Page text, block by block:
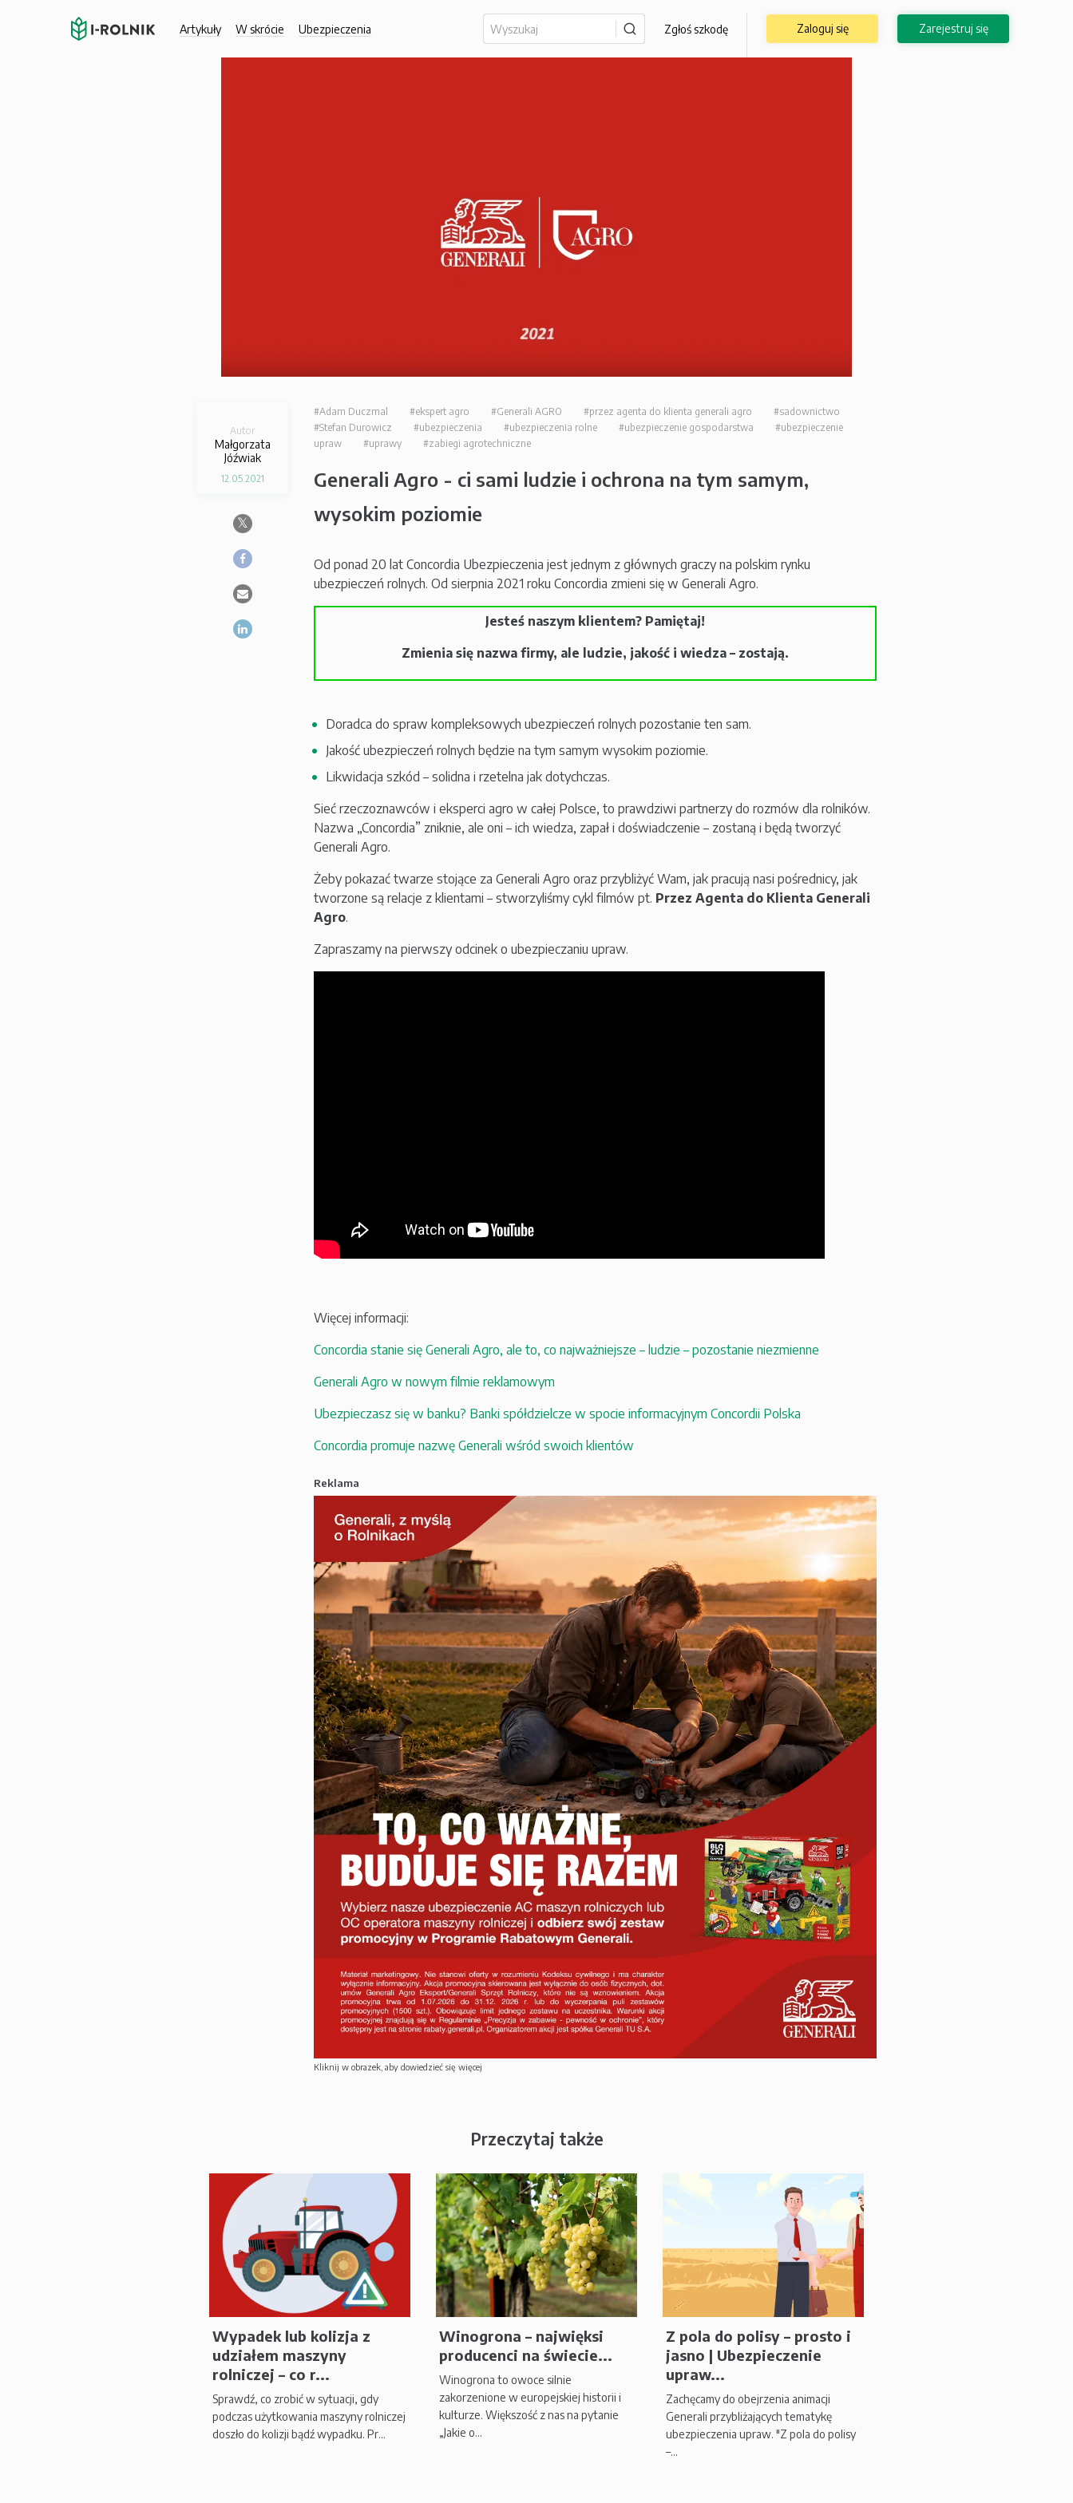
Artykuły W skrócie Ubezpieczenia Zgłoś szkodę Zaloguj się Zarejestruj się
Autor
Małgorzata
Jóźwiak
12.05.2021
#Adam Duczmal #ekspert agro #Generali AGRO #przez agenta do klienta generali agro
#sadownictwo
#Stefan Durowicz
#ubezpieczenia #ubezpieczenia rolne #ubezpieczenie gospodarstwa
#ubezpieczenie
upraw
#uprawy #zabiegi agrotechniczne
Generali Agro - ci sami ludzie i ochrona na tym samym,
wysokim poziomie
Od ponad 20 lat Concordia Ubezpieczenia jest jednym z głównych graczy na polskim rynku
ubezpieczeń rolnych. Od sierpnia 2021 roku Concordia zmieni się w Generali Agro.
Jesteś naszym klientem? Pamiętaj!
Zmienia się nazwa firmy, ale ludzie, jakość i wiedza – zostają.
Doradca do spraw kompleksowych ubezpieczeń rolnych pozostanie ten sam.
Jakość ubezpieczeń rolnych będzie na tym samym wysokim poziomie.
Likwidacja szkód – solidna i rzetelna jak dotychczas.
Sieć rzeczoznawców i eksperci agro w całej Polsce, to prawdziwi partnerzy do rozmów dla rolników.
Nazwa „Concordia” zniknie, ale oni – ich wiedza, zapał i doświadczenie – zostaną i będą tworzyć
Generali Agro.
Żeby pokazać twarze stojące za Generali Agro oraz przybliżyć Wam, jak pracują nasi pośrednicy, jak
tworzone są relacje z klientami – stworzyliśmy cykl filmów pt. Przez Agenta do Klienta Generali
Agro.
Zapraszamy na pierwszy odcinek o ubezpieczaniu upraw.
Więcej informacji:
Concordia stanie się Generali Agro, ale to, co najważniejsze – ludzie – pozostanie niezmienne
Generali Agro w nowym filmie reklamowym
Ubezpieczasz się w banku? Banki spółdzielcze w spocie informacyjnym Concordii Polska
Concordia promuje nazwę Generali wśród swoich klientów
Reklama
Kliknij w obrazek, aby dowiedzieć się więcej
Przeczytaj także
Wypadek lub kolizja z
udziałem maszyny
rolniczej – co r...
Sprawdź, co zrobić w sytuacji, gdy
podczas użytkowania maszyny rolniczej
doszło do kolizji bądź wypadku. Pr...
Winogrona – najwięksi
producenci na świecie...
Winogrona to owoce silnie
zakorzenione w europejskiej historii i
kulturze. Większość z nas na pytanie
„Jakie o...
Z pola do polisy – prosto i
jasno | Ubezpieczenie
upraw...
Zachęcamy do obejrzenia animacji
Generali przybliżających tematykę
ubezpieczenia upraw. "Z pola do polisy
–...